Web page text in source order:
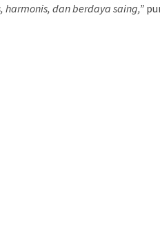
harmonis, dan berdaya saing,”